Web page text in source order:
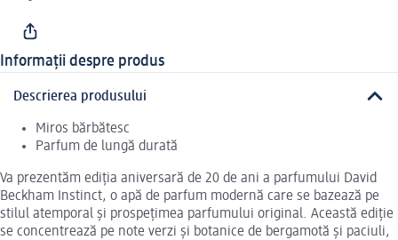
Informații despre produs
Descrierea produsului
Miros bărbătesc
Parfum de lungă durată
Va prezentăm ediția aniversară de 20 de ani a parfumului David
Beckham Instinct, o apă de parfum modernă care se bazează pe
stilul atemporal și prospețimea parfumului original. Această ediție
se concentrează pe note verzi și botanice de bergamotă și paciuli,